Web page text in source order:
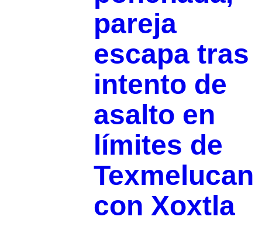
pareja
escapa tras
intento de
asalto en
límites de
Texmelucan
con Xoxtla